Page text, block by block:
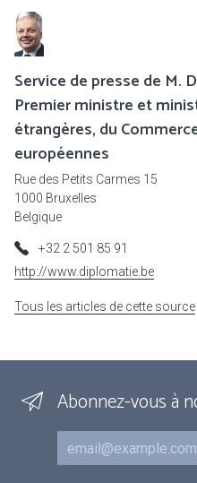
Service de presse de M.
Premier ministre et
étrangères, du
européennes
Rue des Petits Carmes 15
1000 Bruxelles
Belgique
+32 2 501 85 91
http://www.diplomatie.be
Tous les articles de cette source
Abonnez-vous à
Courriel